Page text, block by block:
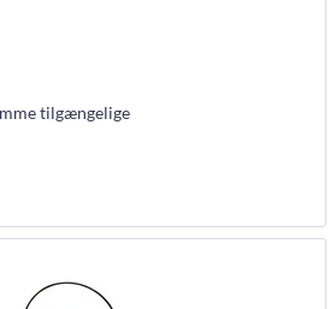
tilgængelige